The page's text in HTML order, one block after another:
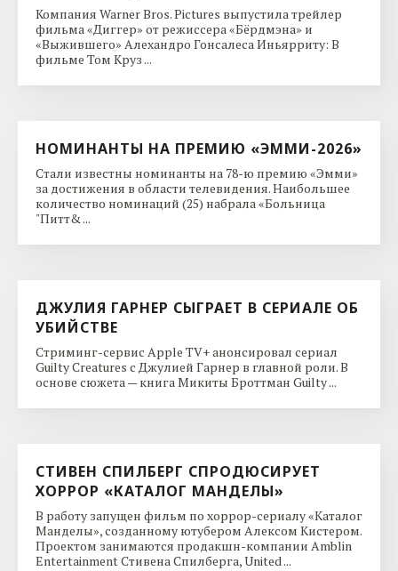
Компания Warner Bros. Pictures выпустила трейлер
фильма «Диггер» от режиссера «Бёрдмэна» и
«Выжившего» Алехандро Гонсалеса Иньярриту: В
фильме Том Круз ...
НОМИНАНТЫ НА ПРЕМИЮ «ЭММИ-2026»
Стали известны номинанты на 78-ю премию «Эмми»
за достижения в области телевидения. Наибольшее
количество номинаций (25) набрала «Больница
"Питт& ...
ДЖУЛИЯ ГАРНЕР СЫГРАЕТ В СЕРИАЛЕ ОБ
УБИЙСТВЕ
Стриминг-сервис Apple TV+ анонсировал сериал
Guilty Creatures с Джулией Гарнер в главной роли. В
основе сюжета — книга Микиты Броттман Guilty ...
СТИВЕН СПИЛБЕРГ СПРОДЮСИРУЕТ
ХОРРОР «КАТАЛОГ МАНДЕЛЫ»
В работу запущен фильм по хоррор-сериалу «Каталог
Манделы», созданному ютубером Алексом Кистером.
Проектом занимаются продакшн-компании Amblin
Entertainment Стивена Спилберга, United ...